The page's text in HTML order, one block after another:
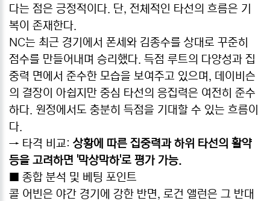
다는 점은 긍정적이다. 단, 전체적인 타선의 흐름은 기
복이 존재한다.
NC는 최근 경기에서 폰세와 김종수를 상대로 꾸준히
점수를 만들어내며 승리했다. 득점 루트의 다양성과 집
중력 면에서 준수한 모습을 보여주고 있으며, 데이비슨
의 결장이 아쉽지만 중심 타선의 응집력은 여전히 준수
하다. 원정에서도 충분히 득점을 기대할 수 있는 흐름이
다.
→ 타격 비교: 상황에 따른 집중력과 하위 타선의 활약
등을 고려하면 '막상막하'로 평가 가능.
■ 종합 분석 및 베팅 포인트
콜 어빈은 야간 경기에 강한 반면, 로건 앨런은 그 반대